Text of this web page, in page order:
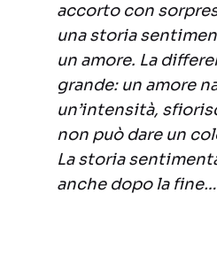
accorto con
una storia
un amore. La
grande: un amore
un’intensità,
non può dare un
La storia
anche dopo la